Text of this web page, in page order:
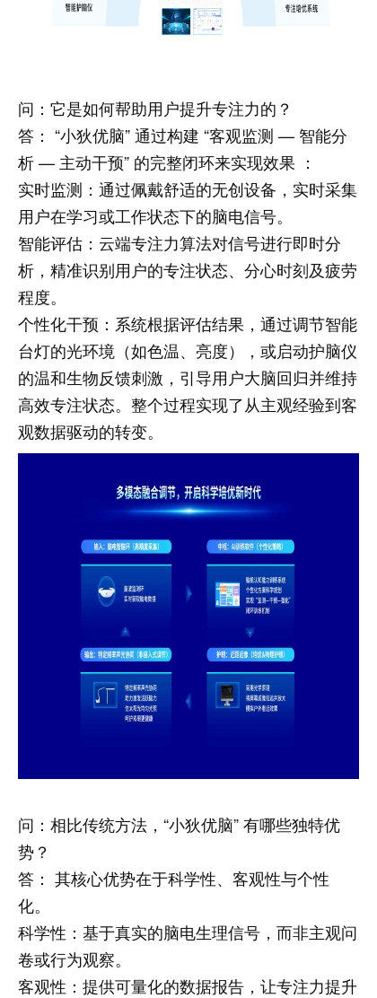
问：它是如何帮助用户提升专注力的？
答： “小狄优脑” 通过构建 “客观监测 — 智能分
析 — 主动干预” 的完整闭环来实现效果 ：
实时监测：通过佩戴舒适的无创设备，实时采集
用户在学习或工作状态下的脑电信号。
智能评估：云端专注力算法对信号进行即时分
析，精准识别用户的专注状态、分心时刻及疲劳
程度。
个性化干预：系统根据评估结果，通过调节智能
台灯的光环境（如色温、亮度），或启动护脑仪
的温和生物反馈刺激，引导用户大脑回归并维持
高效专注状态。整个过程实现了从主观经验到客
观数据驱动的转变。
问：相比传统方法，“小狄优脑” 有哪些独特优
势？
答： 其核心优势在于科学性、客观性与个性
化。
科学性：基于真实的脑电生理信号，而非主观问
卷或行为观察。
客观性：提供可量化的数据报告，让专注力提升